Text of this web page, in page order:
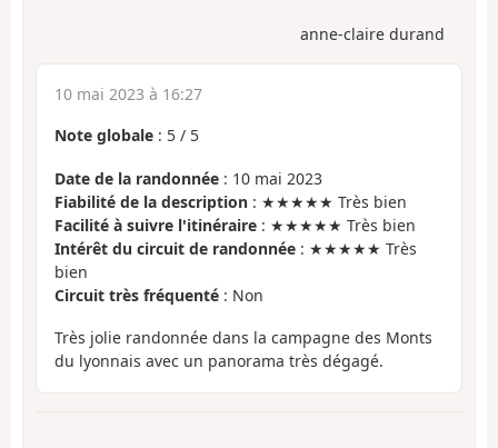
anne-claire durand
10 mai 2023 à 16:27
Note globale : 5 / 5
Date de la randonnée : 10 mai 2023
Fiabilité de la description : ★★★★★ Très bien
Facilité à suivre l'itinéraire : ★★★★★ Très bien
Intérêt du circuit de randonnée : ★★★★★ Très
bien
Circuit très fréquenté : Non
Très jolie randonnée dans la campagne des Monts
du lyonnais avec un panorama très dégagé.